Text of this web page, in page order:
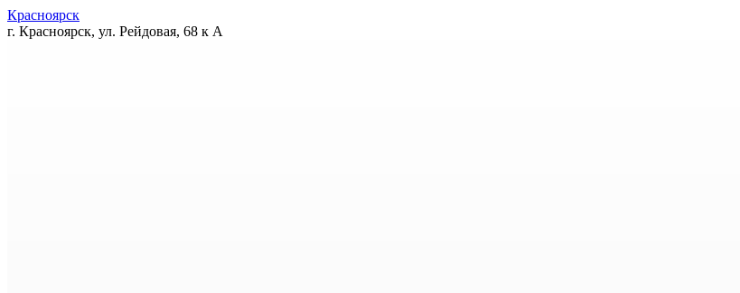
Красноярск
г. Красноярск, ул. Рейдовая, 68 к А